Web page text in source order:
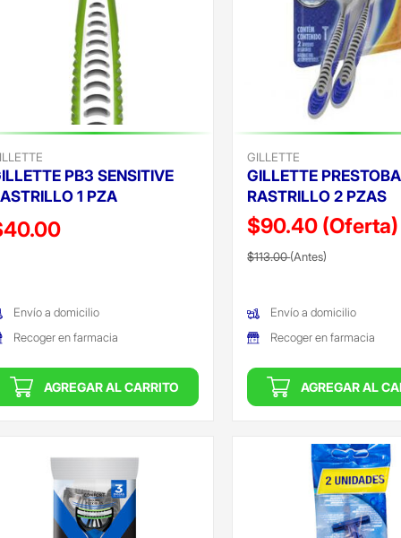
PB3 SENSITIVE
1 PZA
reducido de
Envío a domicilio
Recoger en farmacia
AGREGAR AL CARRITO
GILLETTE
GILLETTE
RASTRILLO 2 PZAS
$90.40 (Oferta)
Precio reducido de
$113.00(Antes)
Envío a domicilio
Recoger en farmacia
AGREGAR AL